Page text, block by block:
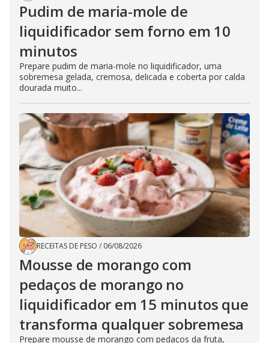
Pudim de maria-mole de
liquidificador sem forno em 10
minutos
Prepare pudim de maria-mole no liquidificador, uma
sobremesa gelada, cremosa, delicada e coberta por calda
dourada muito...
RECEITAS DE PESO / 06/08/2026
Mousse de morango com
pedaços de morango no
liquidificador em 15 minutos que
transforma qualquer sobremesa
Prepare mousse de morango com pedaços da fruta,